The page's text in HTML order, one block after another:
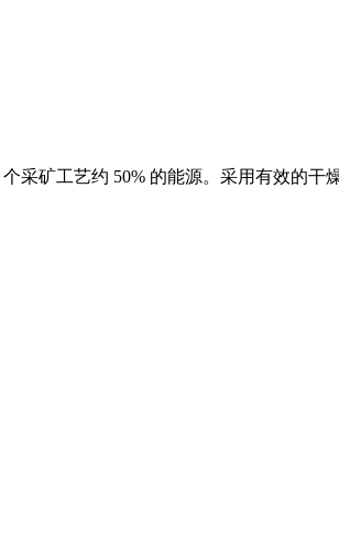
采矿工艺约 50% 的能源。采用有效的干